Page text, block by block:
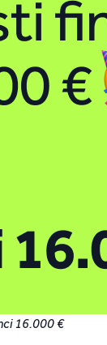
16.000 €